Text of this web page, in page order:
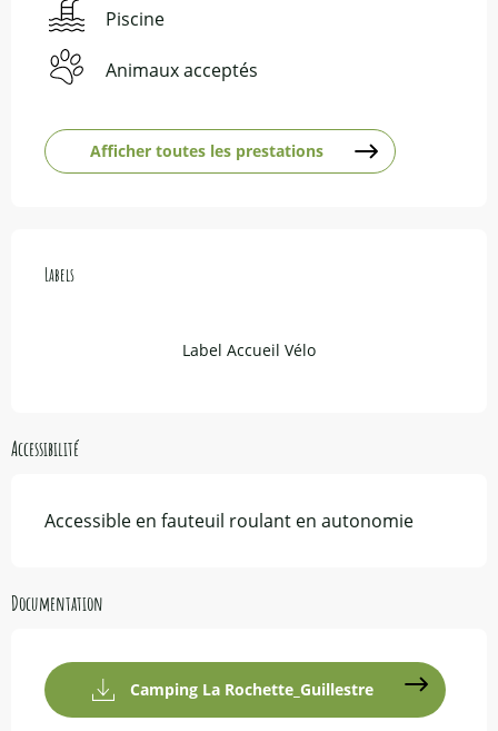
Piscine
Animaux acceptés
Afficher toutes les prestations
Labels
Labels
Label Accueil Vélo
Accessibilité
Accessible en fauteuil roulant en autonomie
Documentation
Camping La Rochette_Guillestre